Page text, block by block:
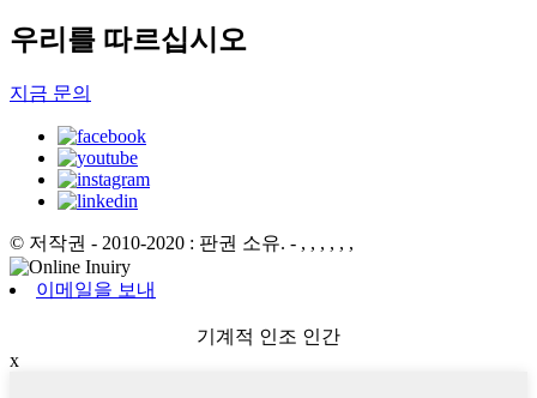
우리를 따르십시오
지금 문의
© 저작권 - 2010-2020 : 판권 소유. - , , , , , ,
이메일을 보내
기계적 인조 인간
x